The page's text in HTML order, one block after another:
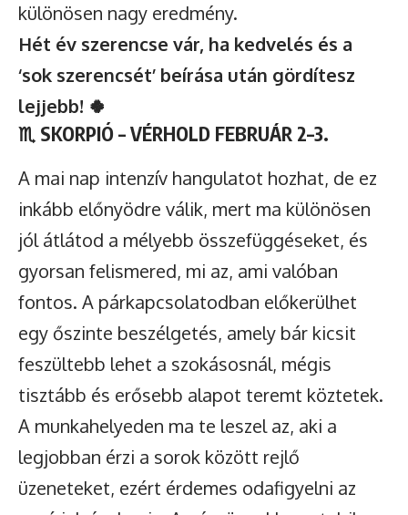
különösen nagy eredmény.
Hét év szerencse vár, ha kedvelés és a
‘sok szerencsét’ beírása után gördítesz
lejjebb! 🍀
♏ SKORPIÓ – VÉRHOLD FEBRUÁR 2–3.
A mai nap intenzív hangulatot hozhat, de ez
inkább előnyödre válik, mert ma különösen
jól átlátod a mélyebb összefüggéseket, és
gyorsan felismered, mi az, ami valóban
fontos. A párkapcsolatodban előkerülhet
egy őszinte beszélgetés, amely bár kicsit
feszültebb lehet a szokásosnál, mégis
tisztább és erősebb alapot teremt köztetek.
A munkahelyeden ma te leszel az, aki a
legjobban érzi a sorok között rejlő
üzeneteket, ezért érdemes odafigyelni az